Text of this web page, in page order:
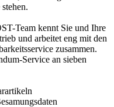
Team kennt Sie und Ihre
und arbeitet eng mit den
zusammen.
Service an sieben